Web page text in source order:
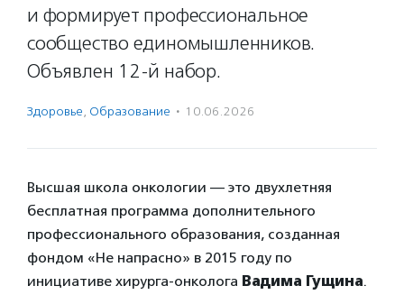
и формирует профессиональное
сообщество единомышленников.
Объявлен 12-й набор.
Здоровье, Образование · 10.06.2026
Высшая школа онкологии — это двухлетняя
бесплатная программа дополнительного
профессионального образования, созданная
фондом «Не напрасно» в 2015 году по
инициативе хирурга-онколога Вадима Гущина.